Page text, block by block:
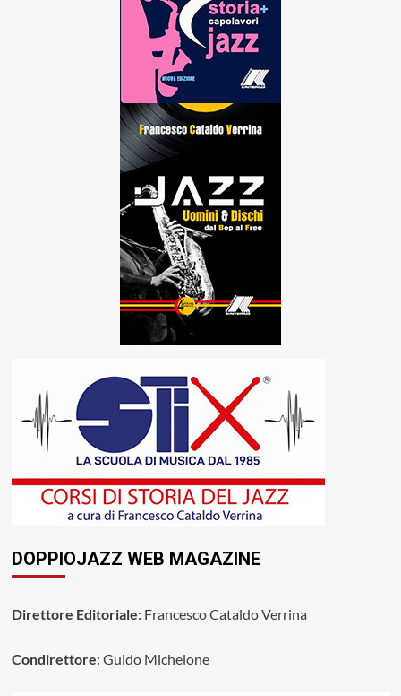
DOPPIOJAZZ WEB MAGAZINE
Direttore Editoriale: Francesco Cataldo Verrina
Condirettore: Guido Michelone